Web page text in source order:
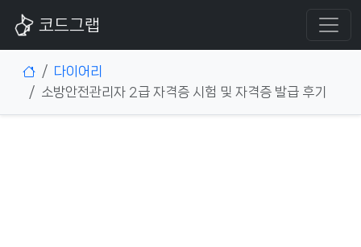
코드그랩
다이어리
소방안전관리자 2급 자격증 시험 및 자격증 발급 후기